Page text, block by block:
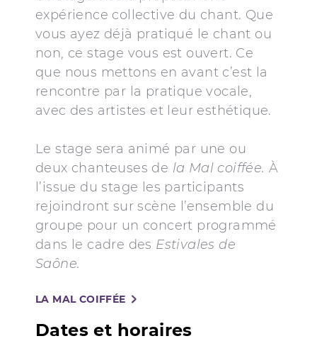
expérience collective du chant. Que
vous ayez déjà pratiqué le chant ou
non, ce stage vous est ouvert. Ce
que nous mettons en avant c’est la
rencontre par la pratique vocale,
avec des artistes et leur esthétique.
Le stage sera animé par une ou
deux chanteuses de la Mal coiffée. À
l’issue du stage les participants
rejoindront sur scène l’ensemble du
groupe pour un concert programmé
dans le cadre des Estivales de
Saône.
LA MAL COIFFÉE
Dates et horaires